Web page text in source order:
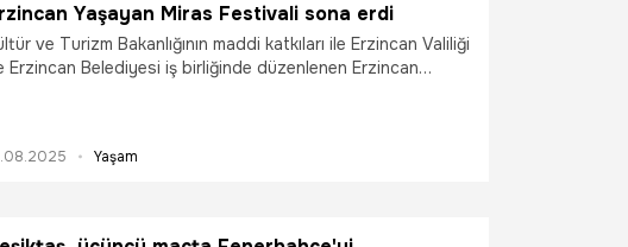
Yaşayan Miras Festivali sona erdi
ve Turizm Bakanlığının maddi katkıları ile Erzincan Valiliği
Erzincan Belediyesi iş birliğinde düzenlenen Erzincan
yaklaşık 100 sanatçı ve sanatkârın katıldığı ve
Yaşam